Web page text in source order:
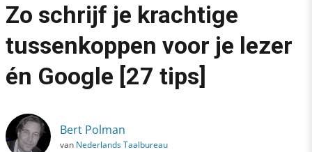
Content & Communicatie
›
Zo schrijf je krachtige tussenkoppen voor je lezer én Google
Zo schrijf je krachtige
tussenkoppen voor je lezer
én Google [27 tips]
Bert Polman
van Nederlands Taalbureau